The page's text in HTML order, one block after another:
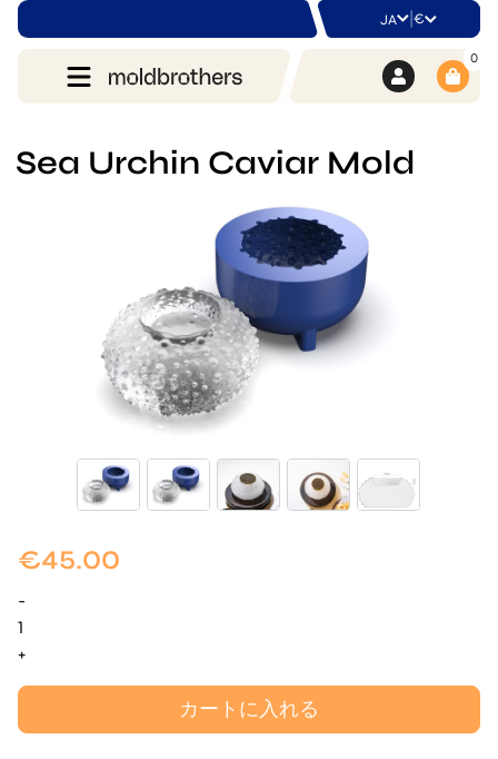
JA | €
0
Sea Urchin Caviar Mold
€45.00
-
ウ
ニ・
ビ
+
カートに入れる